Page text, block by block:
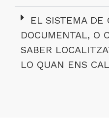
EL SISTEMA DE
DOCUMENTAL, O
SABER
LO QUAN ENS CAL